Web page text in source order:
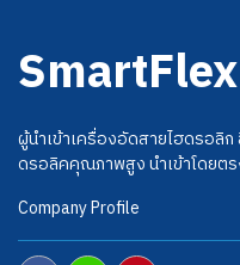
SmartFlex
ผู้นำเข้าเครื่องอัดสายไฮดรอลิก
ดรอลิคคุณภาพสูง นำเข้าโดยต
Company Profile